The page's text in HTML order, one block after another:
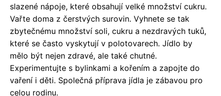
slazené nápoje, které obsahují velké množství cukru.
Vařte doma z čerstvých surovin. Vyhnete se tak
zbytečnému množství soli, cukru a nezdravých tuků,
které se často vyskytují v polotovarech. Jídlo by
mělo být nejen zdravé, ale také chutné.
Experimentujte s bylinkami a kořením a zapojte do
vaření i děti. Společná příprava jídla je zábavou pro
celou rodinu.